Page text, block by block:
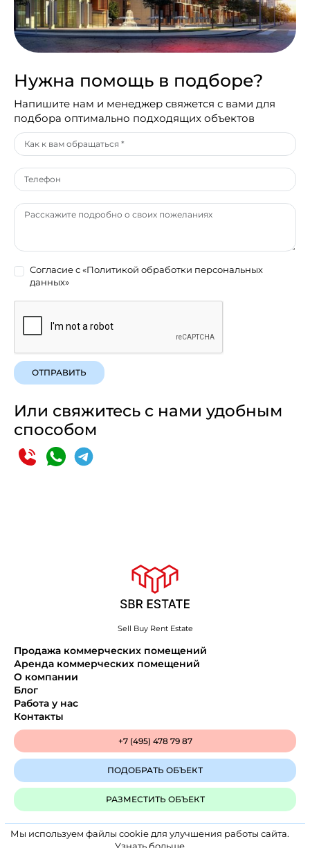
Нужна помощь в подборе?
Напишите нам и менеджер свяжется с вами для
подбора оптимально подходящих объектов
Согласие с«Политикой обработки персональных
данных»
ОТПРАВИТЬ
Или свяжитесь с нами удобным
способом
Sell Buy Rent Estate
Продажа коммерческих помещений
Аренда коммерческих помещений
О компании
Блог
Работа у нас
Контакты
+7 (495) 478 79 87
ПОДОБРАТЬ ОБЪЕКТ
РАЗМЕСТИТЬ ОБЪЕКТ
Политика конфиденциальности
Мы используем файлы cookie для улучшения работы сайта.